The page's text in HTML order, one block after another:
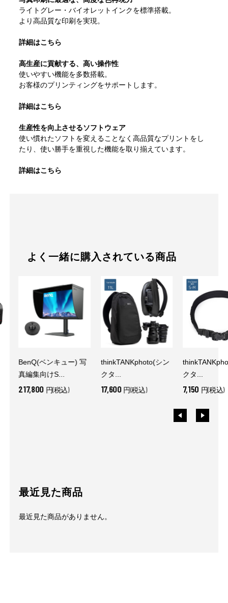
ライトグレー・バイオレットインクを標準搭載。
より高品質な印刷を実現。
詳細はこちら
高生産に貢献する、高い操作性
使いやすい機能を多数搭載。
お客様のプリンティングをサポートします。
詳細はこちら
生産性を向上させるソフトウェア
使い慣れたソフトを変えることなく高品質なプリントをし
たり、使い勝手を重視した機能を取り揃えています。
詳細はこちら
よく一緒に購入されている商品
BenQ(ベンキュー) 写
真編集向けS...
217,800 円(税込)
thinkTANKphoto(シン
クタ...
17,600 円(税込)
クタ...
7,150 円(税込)
最近見た商品
最近見た商品がありません。